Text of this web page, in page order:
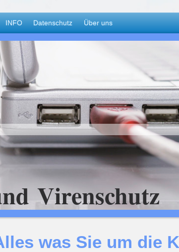
INFO Datenschutz Über uns
Virenschutz
was Sie um die